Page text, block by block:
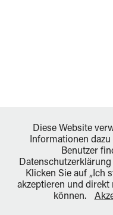
Diese Website
Informationen
Benutzer
Klicken Sie auf „Ich
akzeptieren und direkt
können.